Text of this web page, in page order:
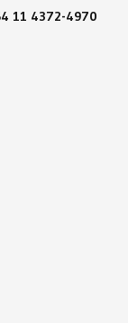
11 4372-4970